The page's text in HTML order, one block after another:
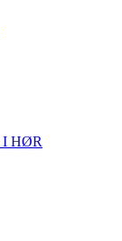
I HØR